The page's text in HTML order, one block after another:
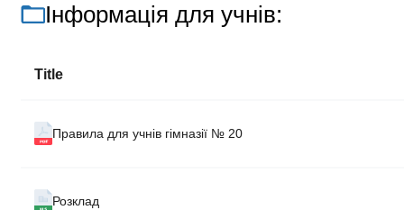
Інформація для учнів:
Title
Правила для учнів гімназії № 20
Розклад